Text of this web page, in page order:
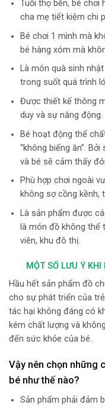
Tuổi thọ bền, bé chơi
cha mẹ tiết kiệm chi
Bé chơi 1 mình mà
bé hàng xóm mà
Là món quà sinh
trong suốt quá trình
Được thiết kế thông
duy và sự năng động.
Bé hoạt động thể
“không biếng ăn”.
và bé sẽ cảm thấy
Phù hợp chơi ngoài
không sợ cồng kềnh,
Là sản phẩm được
là món đồ không thể
viên, khu đô thị.
MỘT SỐ LƯU Ý
Hầu hết sản phẩm đồ
cho sự phát triển của
tác hại không đáng có
kém chất lượng và
đến sức khỏe của bé.
Vậy nên chọn những
bé như thế nào?
Sản phẩm phải đảm